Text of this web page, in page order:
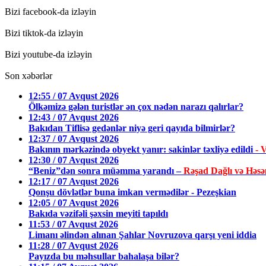
Bizi facebook-da izləyin
Bizi tiktok-da izləyin
Bizi youtube-da izləyin
Son xəbərlər
12:55 / 07 Avqust 2026
Ölkəmizə gələn turistlər ən çox nədən narazı qalırlar?
12:43 / 07 Avqust 2026
Bakıdan Tiflisə gedənlər niyə geri qayıda bilmirlər?
12:37 / 07 Avqust 2026
Bakının mərkəzində obyekt yanır: sakinlər təxliyə edildi -
12:30 / 07 Avqust 2026
“Beniz”dən sonra müəmma yarandı –Rəşad Dağlı və
12:17 / 07 Avqust 2026
Qonşu dövlətlər buna imkan vermədilər - Pezeşkian
12:05 / 07 Avqust 2026
Bakıda vəzifəli şəxsin meyiti tapıldı
11:53 / 07 Avqust 2026
Limanı əlindən alınan Şahlar Novruzova qarşı yeni iddia
11:28 / 07 Avqust 2026
Payızda bu məhsullar bahalaşa bilər?